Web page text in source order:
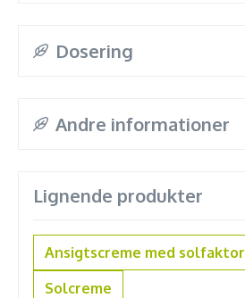
Dosering
Andre informationer
Lignende produkter
Ansigtscreme med solfaktor
Solcreme